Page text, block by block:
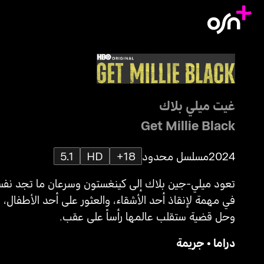
غيت ميلي بلاك
Get Millie Black
2024مسلسل محدود 18+
HD
5.1
تعود ميلي-جين بلاك إلى كينغستون وسرعان ما تجد
في مهمة لإنقاذ أحد الأشقاء، والعثور على أحد الأطفال،
وحل قضية ستقلب عالمها رأساً على عقب.
دراما •جريمة